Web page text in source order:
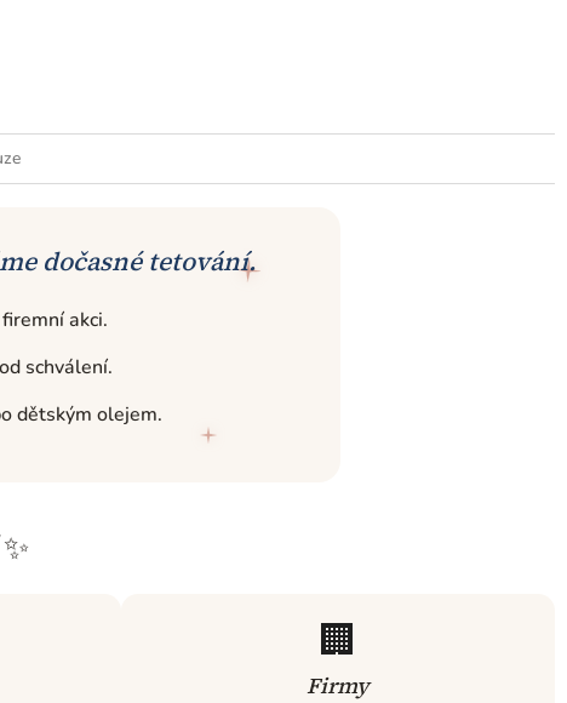
dočasné tetování.
akci.
schválení.
dětským olejem.
✨
🏢
Firmy